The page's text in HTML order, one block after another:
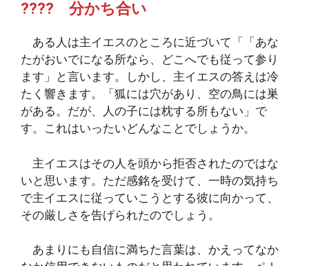
???? 分かち合い
ある人は主イエスのところに近づいて「「あな
たがおいでになる所なら、どこへでも従って参り
ます」と言います。しかし、主イエスの答えは冷
たく響きます。「狐には穴があり、空の鳥には巣
がある。だが、人の子には枕する所もない」で
す。これはいったいどんなことでしょうか。
主イエスはその人を頭から拒否されたのではな
いと思います。ただ感銘を受けて、一時の気持ち
で主イエスに従っていこうとする彼に向かって、
その厳しさを告げられたのでしょう。
あまりにも自信に満ちた言葉は、かえってなか